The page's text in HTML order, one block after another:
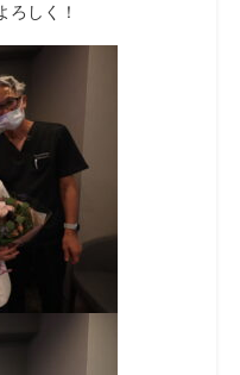
ろしく！